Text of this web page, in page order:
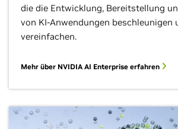
die die Entwicklung, Bereitstellung
von KI-Anwendungen beschleunigen
vereinfachen.
Mehr über NVIDIA AI Enterprise erfahren